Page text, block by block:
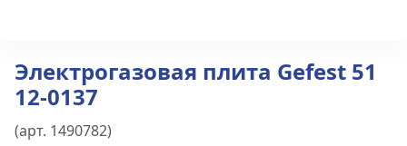
Электрогазовая плита Gefest 51
12-0137
(арт. 1490782)